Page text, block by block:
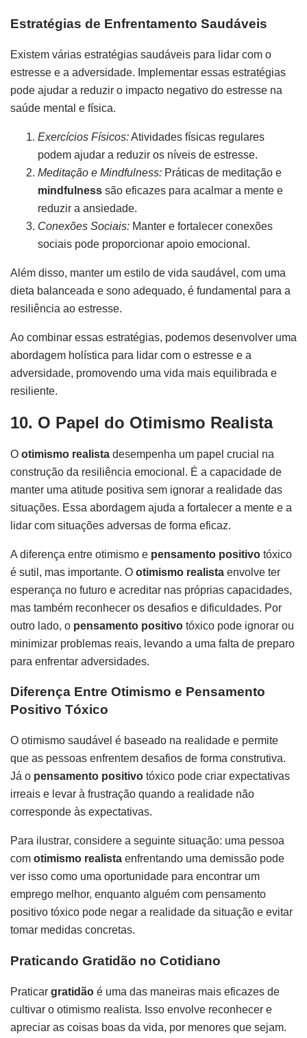
Estratégias de Enfrentamento Saudáveis
Existem várias estratégias saudáveis para lidar com o
estresse e a adversidade. Implementar essas estratégias
pode ajudar a reduzir o impacto negativo do estresse na
saúde mental e física.
Exercícios Físicos:Atividades físicas regulares
podem ajudar a reduzir os níveis de estresse.
Meditação e Mindfulness: Práticas de meditação e
mindfulness são eficazes para acalmar a mente e
reduzir a ansiedade.
Conexões Sociais: Manter e fortalecer conexões
sociais pode proporcionar apoio emocional.
Além disso, manter um estilo de vida saudável, com uma
dieta balanceada e sono adequado, é fundamental para a
resiliência ao estresse.
Ao combinar essas estratégias, podemos desenvolver uma
abordagem holística para lidar com o estresse e a
adversidade, promovendo uma vida mais equilibrada e
resiliente.
10. O Papel do Otimismo Realista
O otimismo realista desempenha um papel crucial na
construção da resiliência emocional. É a capacidade de
manter uma atitude positiva sem ignorar a realidade das
situações. Essa abordagem ajuda a fortalecer a mente e a
lidar com situações adversas de forma eficaz.
A diferença entre otimismo e pensamento positivo tóxico
é sutil, mas importante. O otimismo realista envolve ter
esperança no futuro e acreditar nas próprias capacidades,
mas também reconhecer os desafios e dificuldades. Por
outro lado, o pensamento positivo tóxico pode ignorar ou
minimizar problemas reais, levando a uma falta de preparo
para enfrentar adversidades.
Diferença Entre Otimismo e Pensamento
Positivo Tóxico
O otimismo saudável é baseado na realidade e permite
que as pessoas enfrentem desafios de forma construtiva.
Já o pensamento positivo tóxico pode criar expectativas
irreais e levar à frustração quando a realidade não
corresponde às expectativas.
Para ilustrar, considere a seguinte situação: uma pessoa
com otimismo realista enfrentando uma demissão pode
ver isso como uma oportunidade para encontrar um
emprego melhor, enquanto alguém com pensamento
positivo tóxico pode negar a realidade da situação e evitar
tomar medidas concretas.
Praticando Gratidão no Cotidiano
Praticar gratidão é uma das maneiras mais eficazes de
cultivar o otimismo realista. Isso envolve reconhecer e
apreciar as coisas boas da vida, por menores que sejam.